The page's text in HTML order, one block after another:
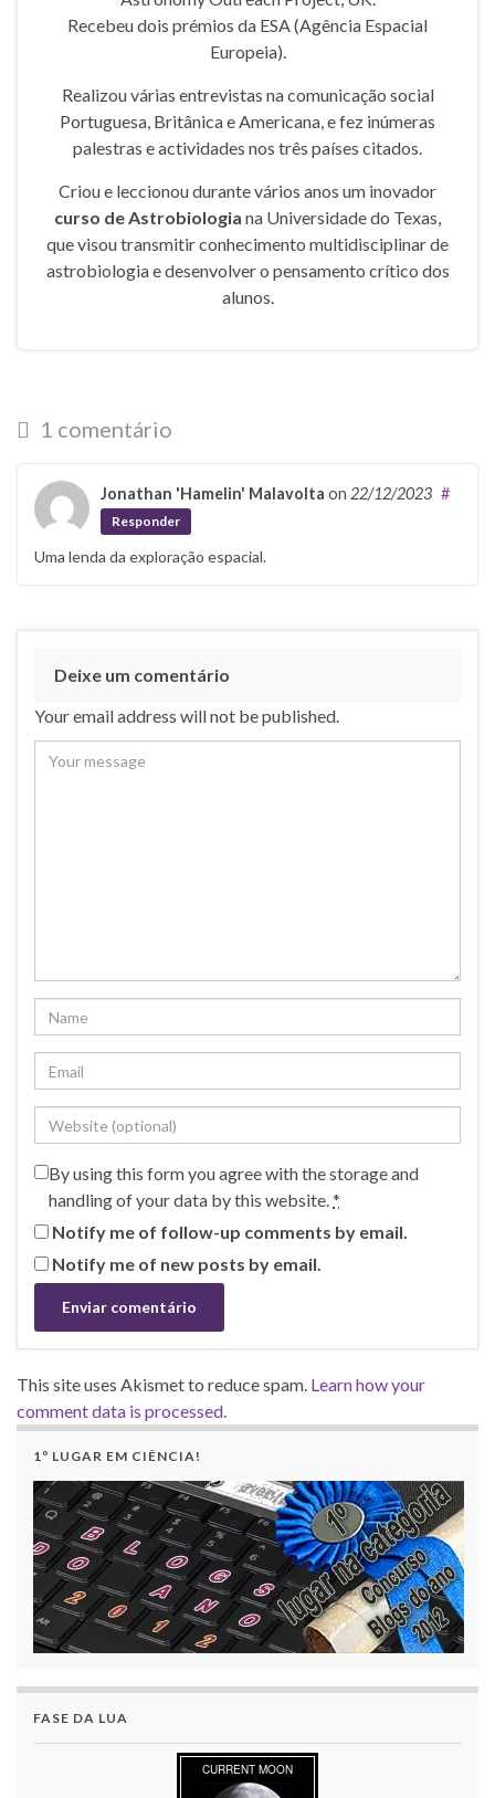
Recebeu dois prémios da ESA (Agência Espacial
Europeia).
Realizou várias entrevistas na comunicação social
Portuguesa, Britânica e Americana, e fez inúmeras
palestras e actividades nos três países citados.
Criou e leccionou durante vários anos um inovador
curso de Astrobiologia na Universidade do Texas,
que visou transmitir conhecimento multidisciplinar de
astrobiologia e desenvolver o pensamento crítico dos
alunos.
1 comentário
Jonathan 'Hamelin' Malavolta on 22/12/2023 #
Responder
Uma lenda da exploração espacial.
Deixe um comentário
Your email address will not be published.
By using this form you agree with the storage and
handling of your data by this website.*
Notify me of follow-up comments by email.
Notify me of new posts by email.
This site uses Akismet to reduce spam. Learn how your
comment data is processed.
1º LUGAR EM CIÊNCIA!
FASE DA LUA